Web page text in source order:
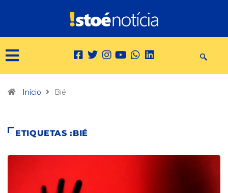
Início Bié
ETIQUETAS :BIÉ